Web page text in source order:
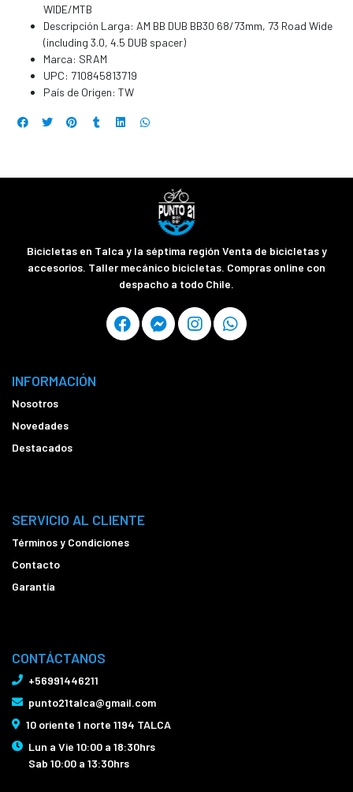
WIDE/MTB
Descripción Larga: AM BB DUB BB30 68/73mm, 73 Road Wide
(including 3.0, 4.5 DUB spacer)
Marca: SRAM
UPC: 710845813719
País de Origen: TW
Bicicletas en Talca y la séptima región Venta de bicicletas y
accesorios. Taller mecánico bicicletas. Compras online con
despacho a todo Chile.
INFORMACIÓN
Nosotros
Novedades
Destacados
SERVICIO AL CLIENTE
Términos y Condiciones
Contacto
Garantía
CONTÁCTANOS
+56991446211
punto21talca@gmail.com
10 oriente 1 norte 1194 TALCA
Lun a Vie 10:00 a 18:30hrs
Sab 10:00 a 13:30hrs